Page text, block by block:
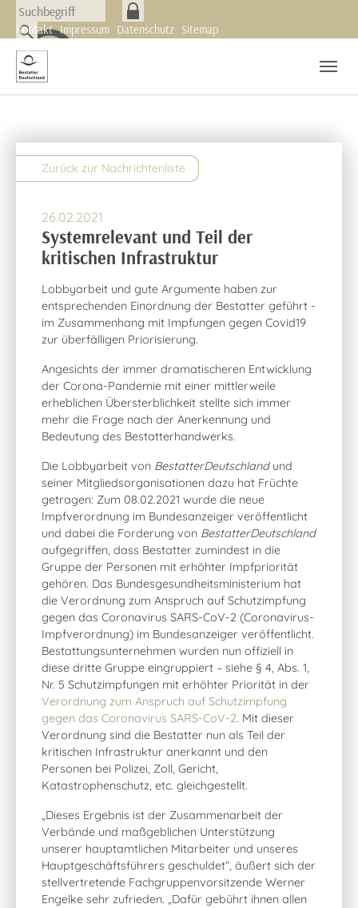
Skip to main navigation
Zum Hauptinhalt springen
Skip to page footer
Kontakt Impressum Datenschutz Sitemap
Zurück zur Nachrichtenliste
26.02.2021
Systemrelevant und Teil der
kritischen Infrastruktur
Lobbyarbeit und gute Argumente haben zur
entsprechenden Einordnung der Bestatter geführt -
im Zusammenhang mit Impfungen gegen Covid19
zur überfälligen Priorisierung.
Angesichts der immer dramatischeren Entwicklung
der Corona-Pandemie mit einer mittlerweile
erheblichen Übersterblichkeit stellte sich immer
mehr die Frage nach der Anerkennung und
Bedeutung des Bestatterhandwerks.
Die Lobbyarbeit von BestatterDeutschland und
seiner Mitgliedsorganisationen dazu hat Früchte
getragen: Zum 08.02.2021 wurde die neue
Impfverordnung im Bundesanzeiger veröffentlicht
und dabei die Forderung von BestatterDeutschland
aufgegriffen, dass Bestatter zumindest in die
Gruppe der Personen mit erhöhter Impfpriorität
gehören. Das Bundesgesundheitsministerium hat
die Verordnung zum Anspruch auf Schutzimpfung
gegen das Coronavirus SARS-CoV-2 (Coronavirus-
Impfverordnung) im Bundesanzeiger veröffentlicht.
Bestattungsunternehmen wurden nun offiziell in
diese dritte Gruppe eingruppiert – siehe § 4, Abs. 1,
Nr. 5 Schutzimpfungen mit erhöhter Priorität in der
Verordnung zum Anspruch auf Schutzimpfung
gegen das Coronavirus SARS-CoV-2. Mit dieser
Verordnung sind die Bestatter nun als Teil der
kritischen Infrastruktur anerkannt und den
Personen bei Polizei, Zoll, Gericht,
Katastrophenschutz, etc. gleichgestellt.
„Dieses Ergebnis ist der Zusammenarbeit der
Verbände und maßgeblichen Unterstützung
unserer hauptamtlichen Mitarbeiter und unseres
Hauptgeschäftsführers geschuldet“, äußert sich der
stellvertretende Fachgruppenvorsitzende Werner
Engelke sehr zufrieden. „Dafür gebührt ihnen allen